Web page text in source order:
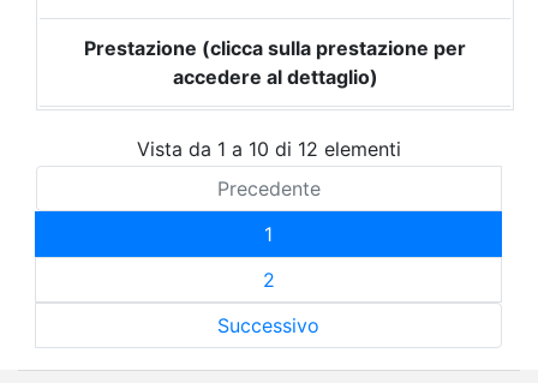
Prestazione (clicca sulla prestazione per
accedere al dettaglio)
Vista da 1 a 10 di 12 elementi
Precedente
1
2
Successivo